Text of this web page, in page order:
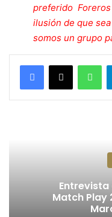
preferido Foreros
ilusión de que
somos un grupo
Match Play 2021 Rubén